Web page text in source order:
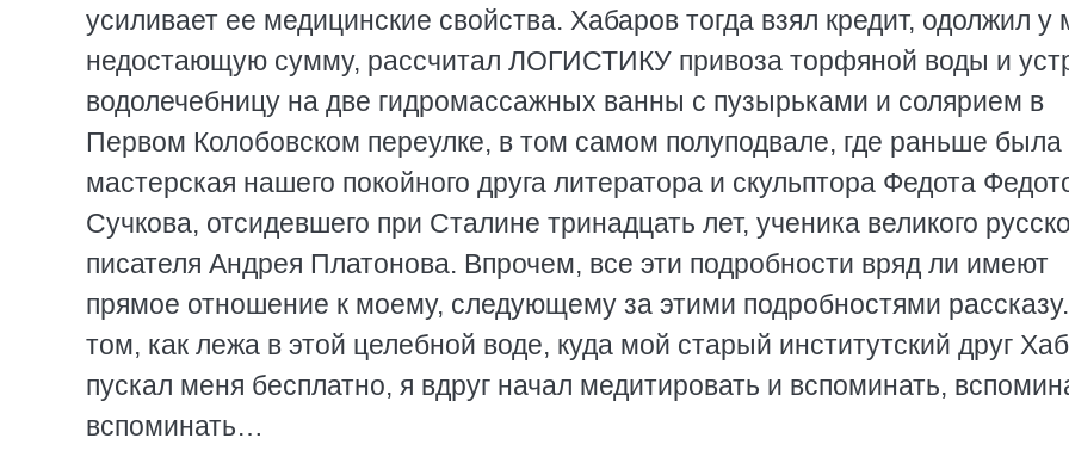
усиливает ее медицинские свойства. Хабаров тогда взял кредит, одолжил у
недостающую сумму, рассчитал ЛОГИСТИКУ привоза торфяной воды и
водолечебницу на две гидромассажных ванны с пузырьками и солярием в
Первом Колобовском переулке, в том самом полуподвале, где раньше была
мастерская нашего покойного друга литератора и скульптора Федота
Сучкова, отсидевшего при Сталине тринадцать лет, ученика великого
писателя Андрея Платонова. Впрочем, все эти подробности вряд ли имеют
прямое отношение к моему, следующему за этими подробностями
том, как лежа в этой целебной воде, куда мой старый институтский друг
пускал меня бесплатно, я вдруг начал медитировать и вспоминать,
вспоминать…